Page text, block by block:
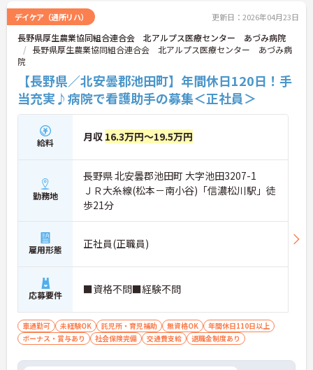
デイケア（通所リハ） 更新日：2026年04月23日
長野県厚生農業協同組合連合会 北アルプス医療センター あづみ病院
長野県厚生農業協同組合連合会 北アルプス医療センター あづみ病
院
【長野県／北安曇郡池田町】年間休日120日！手
当充実♪病院で看護助手の募集＜正社員＞
給料 月収 16.3万円～19.5万円
勤務地
長野県 北安曇郡池田町 大字池田3207-1
ＪＲ大糸線(松本－南小谷)「信濃松川駅」徒
歩21分
雇用形態 正社員(正職員)
応募要件 ■資格不問■経験不問
車通勤可 未経験OK 託児所・育児補助 無資格OK
年間休日110日以上
ボーナス・賞与あり
社会保険完備 交通費支給 退職金制度あり